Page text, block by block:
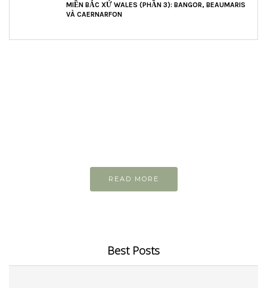
MIỀN BẮC XỨ WALES (PHẦN 3): BANGOR, BEAUMARIS
VÀ CAERNARFON
READ MORE
Best Posts